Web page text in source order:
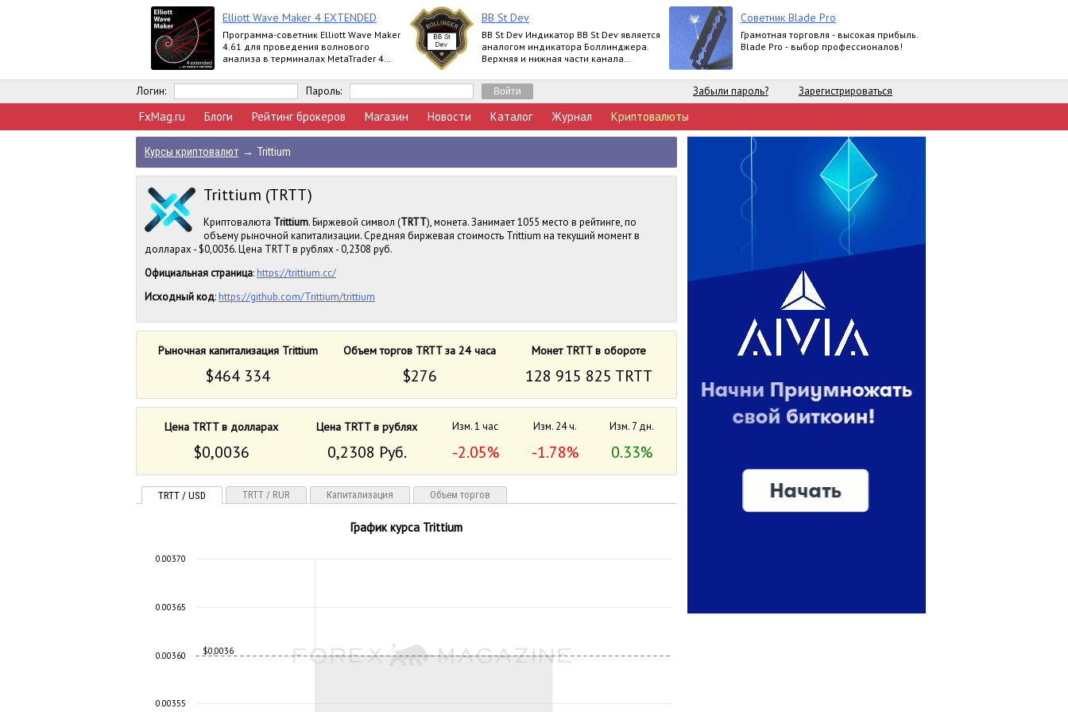
Elliott Wave Maker 4 EXTENDED
Программа-советник Elliott Wave Maker
4.61 для проведения волнового
анализа в терминалах MetaTrader 4
Extended
BB St Dev
BB St Dev Индикатор BB St Dev является
аналогом индикатора Боллинджера.
Верхняя и нижная части канала
помощи iStd
Советник Blade Pro
Грамотная торговля - высокая прибыль.
Blade Pro - выбор профессионалов!
Логин: Пароль: Забыли пароль? Зарегистрироваться
FxMag.ru Блоги Рейтинг брокеров Магазин Новости Каталог Журнал Криптовалюты
Курсы криптовалют → Trittium
Trittium (TRTT)
Криптовалюта Trittium. Биржевой символ (TRTT), монета. Занимает 1055 место в рейтинге, по
объему рыночной капитализации. Средняя биржевая стоимость Trittium на текущий момент в
долларах - $0,0036. Цена TRTT в рублях - 0,2308 руб.
Официальная страница: https://trittium.cc/
Исходный код: https://github.com/Trittium/trittium
Рыночная капитализация Trittium Объем торгов TRTT за 24 часа Монет TRTT в обороте
$464 334 $276 128 915 825 TRTT
Цена TRTT в долларах Цена TRTT в рублях Изм. 1 час Изм. 24 ч. Изм. 7 дн.
$0,0036 0,2308 Руб. -2.05% -1.78% 0.33%
TRTT / USD TRTT / RUR Капитализация Объем торгов
График курса Trittium
$0,0036
0.00355
0.00360
0.00365
0.00370